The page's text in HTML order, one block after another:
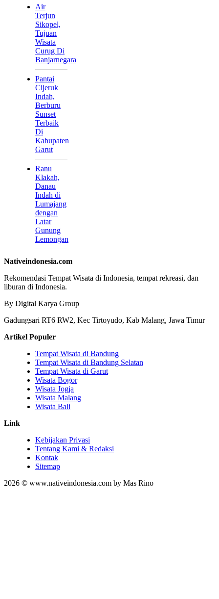
Air
Terjun
Sikopel,
Tujuan
Wisata
Curug Di
Banjarnegara
Pantai
Cijeruk
Indah,
Berburu
Sunset
Terbaik
Di
Kabupaten
Garut
Ranu
Klakah,
Danau
Indah di
Lumajang
dengan
Latar
Gunung
Lemongan
Nativeindonesia.com
Rekomendasi Tempat Wisata di Indonesia, tempat rekreasi, dan
liburan di Indonesia.
By Digital Karya Group
Gadungsari RT6 RW2, Kec Tirtoyudo, Kab Malang, Jawa Timur
Artikel Populer
Tempat Wisata di Bandung
Tempat Wisata di Bandung Selatan
Tempat Wisata di Garut
Wisata Bogor
Wisata Jogja
Wisata Malang
Wisata Bali
Link
Kebijakan Privasi
Tentang Kami & Redaksi
Kontak
Sitemap
2026 © www.nativeindonesia.com by Mas Rino